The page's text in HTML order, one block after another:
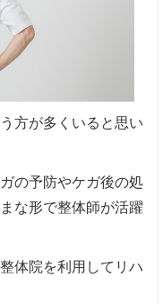
方が多くいると思い
の予防やケガ後の処
な形で整体師が活躍
体院を利用してリハ